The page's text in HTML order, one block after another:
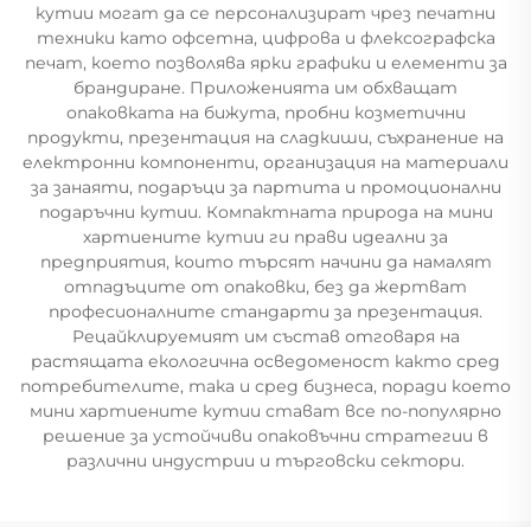
кутии могат да се персонализират чрез печатни
техники като офсетна, цифрова и флексографска
печат, което позволява ярки графики и елементи за
брандиране. Приложенията им обхващат
опаковката на бижута, пробни козметични
продукти, презентация на сладкиши, съхранение на
електронни компоненти, организация на материали
за занаяти, подаръци за партита и промоционални
подаръчни кутии. Компактната природа на мини
хартиените кутии ги прави идеални за
предприятия, които търсят начини да намалят
отпадъците от опаковки, без да жертват
професионалните стандарти за презентация.
Рецайклируемият им състав отговаря на
растящата екологична осведоменост както сред
потребителите, така и сред бизнеса, поради което
мини хартиените кутии стават все по-популярно
решение за устойчиви опаковъчни стратегии в
различни индустрии и търговски сектори.